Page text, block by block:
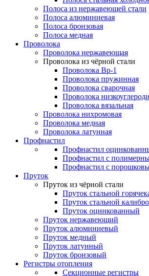
Полоса из нержавеющей стали
Полоса алюминиевая
Полоса бронзовая
Полоса медная
Проволока
Проволока нержавеющая
Проволока из чёрной стали
Проволока Вр-1
Проволока пружинная
Проволока сварочная
Проволока
Проволока вязальная
Проволока нихромовая
Проволока медная
Проволока латунная
Профнастил
Профнастил
Профнастил с
Профнастил с
Пруток
Пруток из чёрной стали
Пруток стальной
Пруток стальной
Пруток оцинкованный
Пруток нержавеющий
Пруток алюминиевый
Пруток медный
Пруток латунный
Пруток бронзовый
Регистры отопления
Секционные регистры